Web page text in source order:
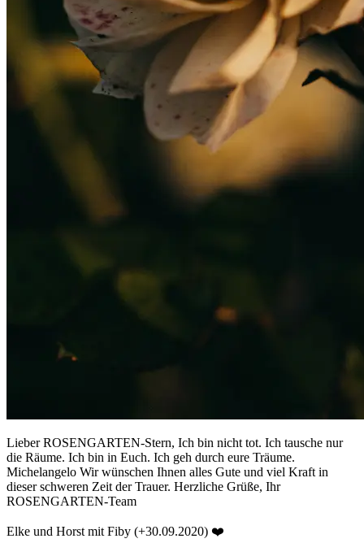
Lieber ROSENGARTEN-Stern, Ich bin nicht tot. Ich tausche nur
die Räume. Ich bin in Euch. Ich geh durch eure Träume.
Michelangelo Wir wünschen Ihnen alles Gute und viel Kraft in
dieser schweren Zeit der Trauer. Herzliche Grüße, Ihr
ROSENGARTEN-Team
Elke und Horst mit Fiby (+30.09.2020) ❤️